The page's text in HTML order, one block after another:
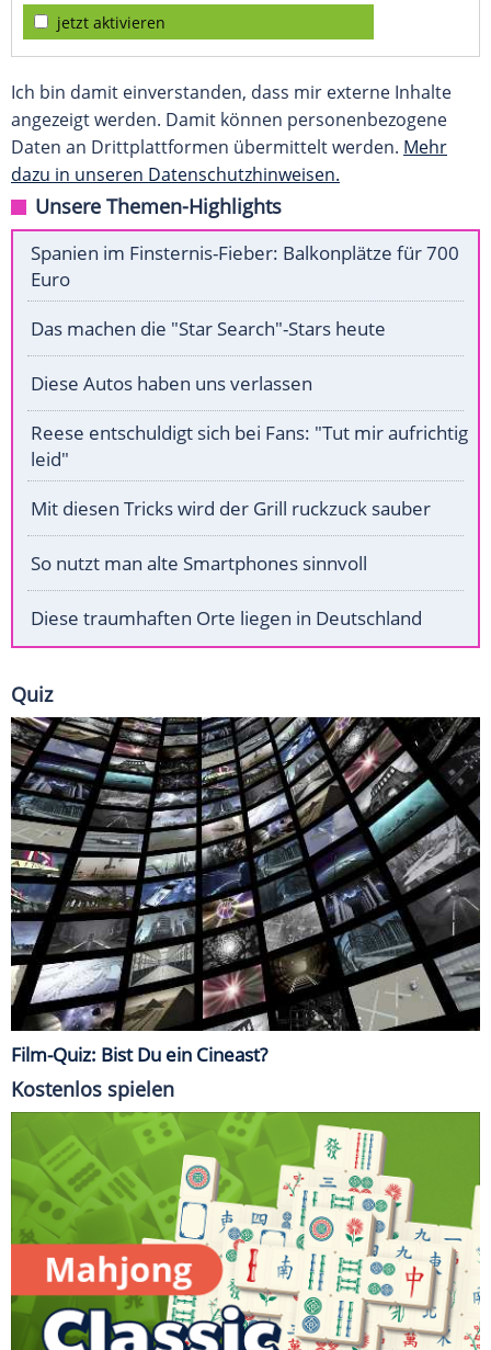
jetzt aktivieren
Ich bin damit einverstanden, dass mir externe Inhalte
angezeigt werden. Damit können personenbezogene
Daten an Drittplattformen übermittelt werden. Mehr
dazu in unseren Datenschutzhinweisen.
Unsere Themen-Highlights
Spanien im Finsternis-Fieber: Balkonplätze für 700
Euro
Das machen die "Star Search"-Stars heute
Diese Autos haben uns verlassen
Reese entschuldigt sich bei Fans: "Tut mir aufrichtig
leid"
Mit diesen Tricks wird der Grill ruckzuck sauber
So nutzt man alte Smartphones sinnvoll
Diese traumhaften Orte liegen in Deutschland
Quiz
Film-Quiz: Bist Du ein Cineast?
Kostenlos spielen